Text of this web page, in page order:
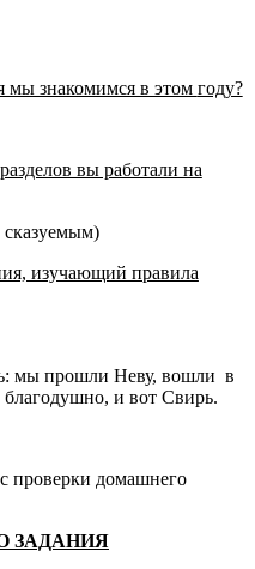
мы знакомимся в этом году?
вы работали на
изучающий правила
мы прошли Неву, вошли в
благодушно, и вот Свирь.
домашнего
ЗАДАНИЯ